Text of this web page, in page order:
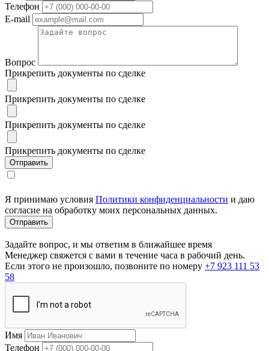
Телефон
E-mail
Вопрос
Прикрепить документы по сделке
Прикрепить документы по сделке
Прикрепить документы по сделке
Прикрепить документы по сделке
Я принимаю условия Политики конфиденциальности и даю
согласие на обработку моих персональных данных.
Задайте вопрос, и мы ответим в ближайшее время
Менеджер свяжется с вами в течение часа в рабочий день.
Если этого не произошло, позвоните по номеру +7 923 111 53
58
Имя
Телефон